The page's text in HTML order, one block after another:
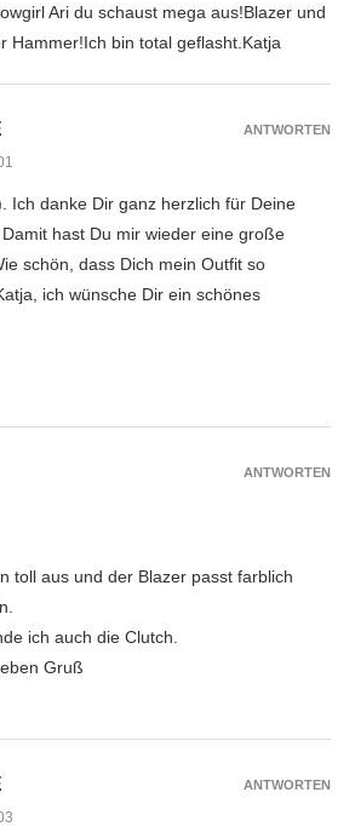
Ari du schaust mega aus!Blazer und
Hammer!Ich bin total geflasht.Katja
Ich danke Dir ganz herzlich für Deine
hast Du mir wieder eine große
schön, dass Dich mein Outfit so
ich wünsche Dir ein schönes
ANTWORTEN
toll aus und der Blazer passt farblich
ich auch die Clutch.
Gruß
ANTWORTEN
ANTWORTEN